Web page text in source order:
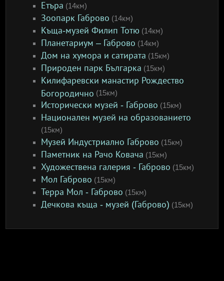
Етъра (14км)
Зоопарк Габрово (14км)
Къща-музей Филип Тотю (14км)
Планетариум – Габрово (14км)
Дом на хумора и сатирата (15км)
Природен парк Българка (15км)
Килифаревски манастир Рождество
Богородично (15км)
Исторически музей - Габрово (15км)
Национален музей на образованието
(15км)
Музей Индустриално Габрово (15км)
Паметник на Рачо Ковача (15км)
Художествена галерия - Габрово (15км)
Мол Габрово (15км)
Терра Мол - Габрово (15км)
Дечкова къща - музей (Габрово) (15км)